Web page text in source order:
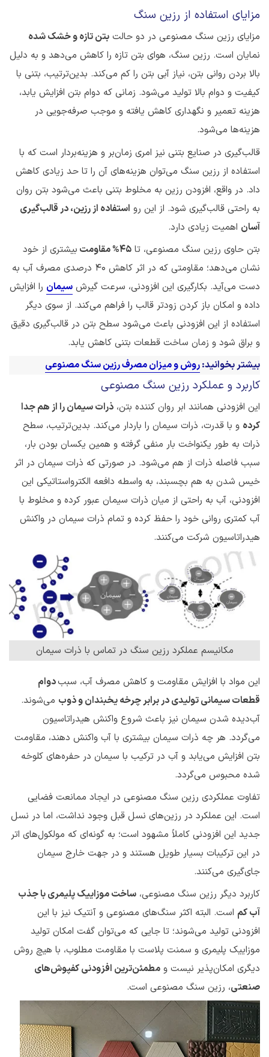
مزایای استفاده از رزین سنگ
مزایای رزین سنگ مصنوعی در دو حالت بتن تازه و خشک شده
نمایان است. رزین سنگ، هوای بتن تازه را کاهش می‌دهد و به دلیل
بالا بردن روانی بتن، نیاز آبی بتن را کم می‌کند. بدین‌ترتیب، بتنی با
کیفیت و دوام بالا تولید می‌شود. زمانی که دوام بتن افزایش یابد،
هزینه تعمیر و نگهداری کاهش یافته و موجب صرفه‌جویی در
هزینه‌ها می‌شود.
قالب‌گیری در صنایع بتنی نیز امری زمان‌بر و هزینه‌بردار است که با
استفاده از رزین سنگ می‌توان هزینه‌های آن را تا حد زیادی کاهش
داد. در واقع، افزودن رزین به مخلوط بتنی باعث می‌شود بتن روان
به راحتی قالب‌گیری ‌شود. از این رو استفاده از رزین، در قالب‌گیری
آسان اهمیت زیادی دارد.
بتن حاوی رزین سنگ مصنوعی، تا ۴۵% مقاومت
بیشتری از خود
نشان می‌دهد؛ مقاومتی که در اثر کاهش ۴۰ درصدی مصرف آب به
‌دست می‌آید. بکارگیری این افزودنی، سرعت گیرش سیمان را افزایش
داده و امکان باز کردن زودتر قالب را فراهم می‌کند. از سوی دیگر
استفاده از این افزودنی باعث می‌شود سطح بتن در قالب‌گیری دقیق
و براق شود و زمان ساخت قطعات بتنی کاهش یابد.
بیشتر بخوانید:روش و میزان مصرف رزین سنگ مصنوعی
کاربرد و عملکرد رزین سنگ مصنوعی
این افزودنی همانند ابر روان کننده بتن، ذرات سیمان را از هم جدا
کرده و با قدرت، ذرات سیمان را باردار می‌کند. بدین‌ترتیب، سطح
ذرات به طور یکنواخت بار منفی گرفته و همین یکسان بودن بار،
سبب فاصله ذرات از هم می‌شود. در صورتی که ذرات سیمان در اثر
خیس شدن به هم بچسبند، به واسطه دافعه الکترواستاتیکی این
افزودنی، آب به راحتی از میان ذرات سیمان عبور کرده و مخلوط با
آب کمتری روانی خود را حفظ کرده و تمام ذرات سیمان در واکنش
هیدراتاسیون شرکت می‌کنند.
مکانیسم عملکرد رزین سنگ در تماس با ذرات سیمان
این مواد با افزایش مقاومت و کاهش مصرف آب، سببدوام
قطعات سیمانی تولیدی در برابر چرخه یخبندان و ذوب می‌شوند.
آب‌دیده شدن سیمان نیز باعث شروع واکنش هیدراتاسیون
می‌گردد. هر چه ذرات سیمان بیشتری با آب واکنش دهند، مقاومت
بتن افزایش می‌یابد و آب در ترکیب با سیمان در حفره‌های کلوخه
شده محبوس می‌گردد.
تفاوت عملکردی رزین سنگ مصنوعی در ایجاد ممانعت فضایی
است. این عملکرد در رزین‌های نسل قبل وجود نداشت، اما در نسل
جدید این افزودنی کاملاً مشهود است؛ به گونه‌ای که مولکول‌های اتر
در این ترکیبات بسیار طویل هستند و در جهت خارج سیمان
جای‌گیری می‌کنند.
کاربرد دیگر رزین سنگ مصنوعی، ساخت موزاییک پلیمری با جذب
آب کم است. البته اکثر سنگ‌های مصنوعی و آنتیک نیز با این
افزودنی تولید می‌شوند؛ تا جایی که می‌توان گفت امکان تولید
موزاییک پلیمری و سمنت پلاست با مقاومت مطلوب، با هیچ روش
دیگری امکان‌پذیر نیست و مطمئن‌ترین افزودنی کفپوش‌های
صنعتی، رزین سنگ مصنوعی است.